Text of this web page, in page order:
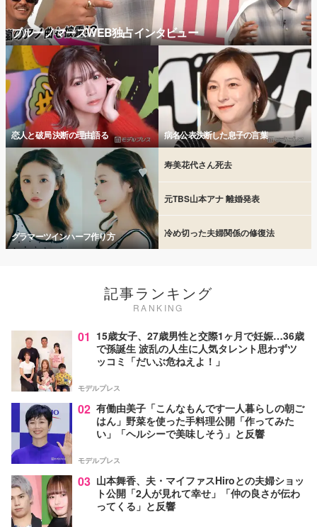
ブルーノマーズWEB独占インタビュー
恋人と破局 決断の理由語る 病名公表決断した息子の言葉
グラマーツインハーフ作り方
寿美花代さん死去
元TBS山本アナ 離婚発表
冷め切った夫婦関係の修復法
記事ランキング
RANKING
01 15歳女子、27歳男性と交際1ヶ月で妊娠…36歳
で孫誕生 波乱の人生に人気タレント思わずツ
ッコミ「だいぶ危ねえよ！」
モデルプレス
02 有働由美子「こんなもんです一人暮らしの朝ご
はん」野菜を使った手料理公開「作ってみた
い」「ヘルシーで美味しそう」と反響
モデルプレス
03 山本舞香、夫・マイファスHiroとの夫婦ショッ
ト公開「2人が見れて幸せ」「仲の良さが伝わ
ってくる」と反響